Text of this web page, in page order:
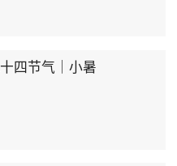
四节气｜小暑